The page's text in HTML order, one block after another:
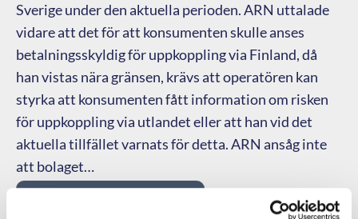
Sverige under den aktuella perioden. ARN uttalade
vidare att det för att konsumenten skulle anses
betalningsskyldig för uppkoppling via Finland, då
han vistas nära gränsen, krävs att operatören kan
styrka att konsumenten fått information om risken
för uppkoppling via utlandet eller att han vid det
aktuella tillfället varnats för detta. ARN ansåg inte
att bolaget…